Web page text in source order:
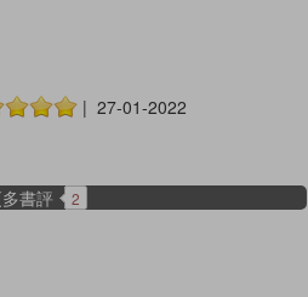
| 27-01-2022
書評 2